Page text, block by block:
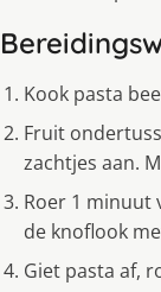
Kook pasta
Fruit
zachtjes aan.
Roer 1 minuut
de knoflook
Giet pasta af,